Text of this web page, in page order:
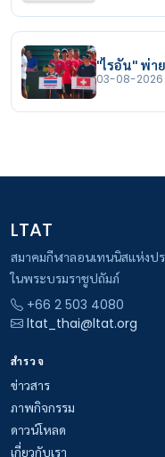
"ไรอัน" พ่า
03-08-2026
LTAT
สมาคมกีฬาลอนเทนนิสแห่งป
ในพระบรมราชูปถัมภ์
+66 2 503 4080
ltat_thai@ltat.org
สำรวจ
ข่าวสาร
ภาพกิจกรรม
ดาวน์โหลด
เกี่ยวกับเรา